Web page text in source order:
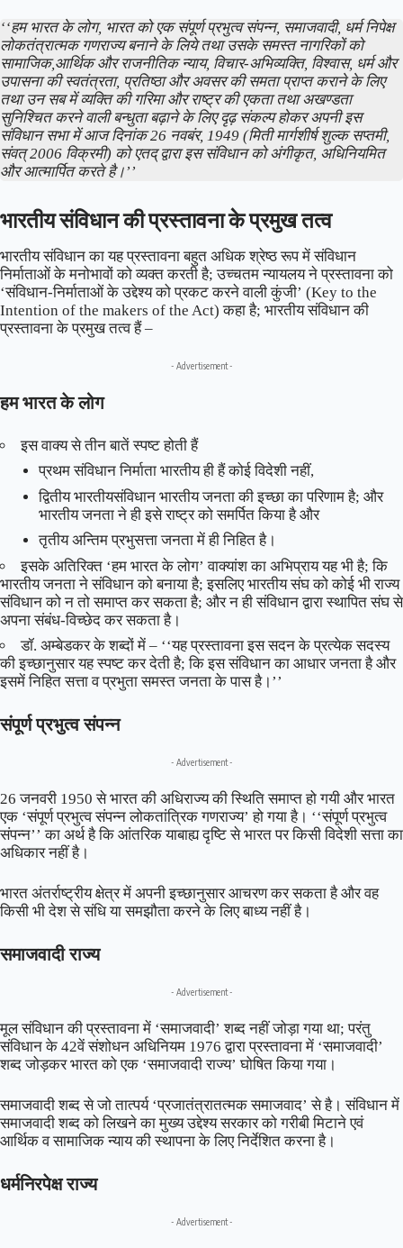
‘‘हम भारत के लोग, भारत को एक संपूर्ण प्रभुत्व संपन्न, समाजवादी, धर्म निपेक्ष
लोकतंत्रात्मक गणराज्य बनाने के लिये तथा उसके समस्त नागरिकों को
सामाजिक,आर्थिक और राजनीतिक न्याय, विचार-अभिव्यक्ति, विश्वास, धर्म और
उपासना की स्वतंत्रता, प्रतिष्ठा और अवसर की समता प्राप्त कराने के लिए
तथा उन सब में व्यक्ति की गरिमा और राष्ट्र की एकता तथा अखण्डता
सुनिश्चित करने वाली बन्धुता बढ़ाने के लिए दृढ़ संकल्प होकर अपनी इस
संविधान सभा में आज दिनांक 26 नवबंर, 1949 (मिती मार्गशीर्ष शुल्क सप्तमी,
संवत् 2006 विक्रमी) को एतद् द्वारा इस संविधान को अंगीकृत, अधिनियमित
और आत्मार्पित करते है।’’
भारतीय संविधान की प्रस्तावना के प्रमुख तत्व
भारतीय संविधान का यह प्रस्तावना बहुत अधिक श्रेष्ठ रूप में संविधान
निर्माताओं के मनोभावों को व्यक्त करती है;उच्चतम न्यायलयने प्रस्तावना को
‘संविधान-निर्माताओं के उद्देश्य को प्रकट करने वाली कुंजी’ (Key to the
Intention of the makers of the Act) कहा है; भारतीय संविधान की
प्रस्तावना के प्रमुख तत्व हैं –
- Advertisement -
हम भारत के लोग
इस वाक्य से तीन बातें स्पष्ट होती हैं
प्रथम संविधान निर्माता भारतीय ही हैं कोई विदेशी नहीं,
द्वितीय भारतीयसंविधान भारतीय जनता की इच्छा का परिणाम है; और
भारतीय जनता ने ही इसे राष्ट्र को समर्पित किया है और
तृतीय अन्तिम प्रभुसत्ता जनता में ही निहित है।
इसके अतिरिक्त ‘हम भारत के लोग’ वाक्यांश का अभिप्राय यह भी है; कि
भारतीय जनता ने संविधान को बनाया है; इसलिए भारतीय संघ को कोई भी राज्य
संविधान को न तो समाप्त कर सकता है; और न ही संविधान द्वारा स्थापित संघ से
अपना संबंध-विच्छेद कर सकता है।
डॉ. अम्बेडकर के शब्दों में – ‘‘यह प्रस्तावना इस सदन के प्रत्येक सदस्य
की इच्छानुसार यह स्पष्ट कर देती है; कि इस संविधान का आधार जनता है और
इसमें निहित सत्ता व प्रभुता समस्त जनता के पास है।’’
संपूर्ण प्रभुत्व संपन्न
- Advertisement -
26 जनवरी 1950 से भारत की अधिराज्य की स्थिति समाप्त हो गयी और भारत
एक ‘संपूर्ण प्रभुत्व संपन्न लोकतांत्रिक गणराज्य’ हो गया है। ‘‘संपूर्ण प्रभुत्व
संपन्न’’ का अर्थ है कि आंतरिक याबाह्य दृष्टि से भारत पर किसी विदेशी सत्ता का
अधिकार नहीं है।
भारत अंतर्राष्ट्रीय क्षेत्र में अपनी इच्छानुसार आचरण कर सकता है और वह
किसी भी देश से संधि या समझौता करने के लिए बाध्य नहीं है।
समाजवादी राज्य
- Advertisement -
मूल संविधान की प्रस्तावना में ‘समाजवादी’ शब्द नहीं जोड़ा गया था; परंतु
संविधान के 42वें संशोधन अधिनियम 1976 द्वारा प्रस्तावना में ‘समाजवादी’
शब्द जोड़कर भारत को एक ‘समाजवादी राज्य’ घोषित किया गया।
समाजवादी शब्द से जो तात्पर्य ‘प्रजातंत्रातत्मक समाजवाद’ से है। संविधान में
समाजवादी शब्द को लिखने का मुख्य उद्देश्य सरकार को गरीबी मिटाने एवं
आर्थिक व सामाजिक न्याय की स्थापना के लिए निर्देशित करना है।
धर्मनिरपेक्ष राज्य
- Advertisement -